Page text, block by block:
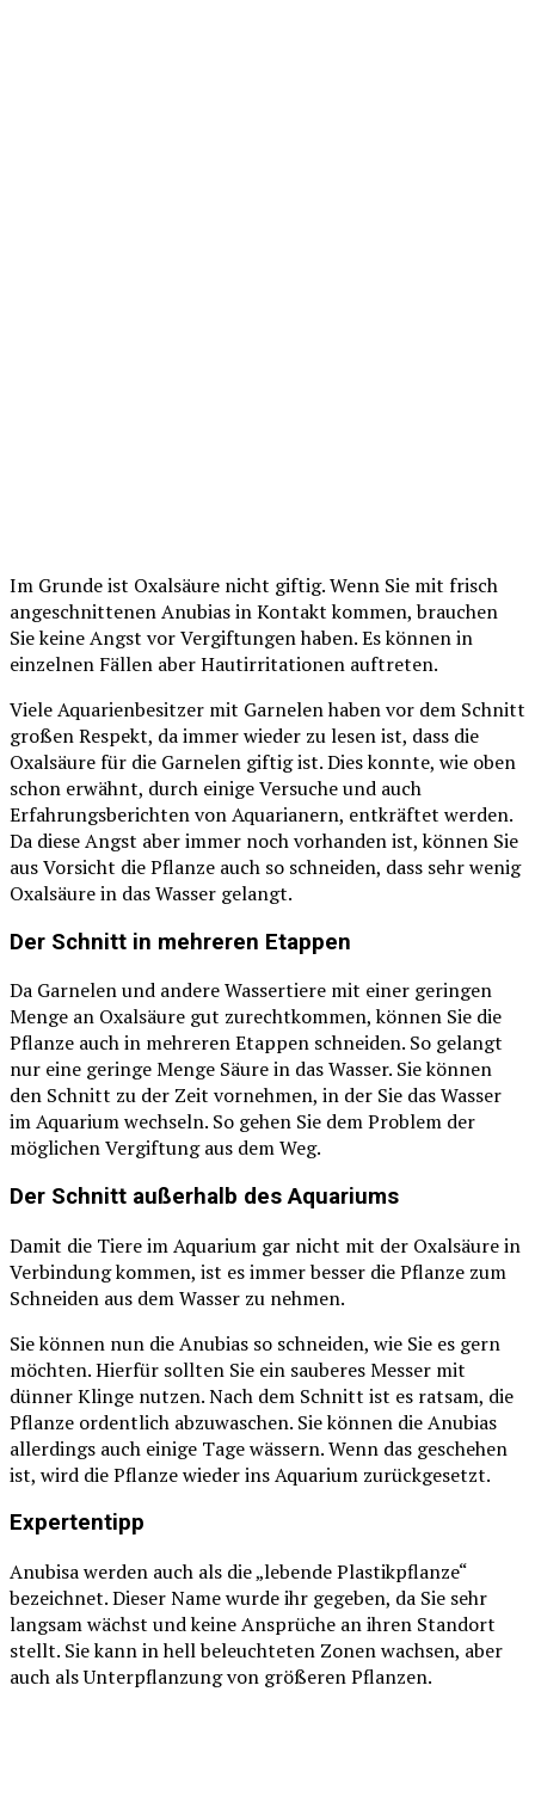
Im Grunde ist Oxalsäure nicht giftig. Wenn Sie mit frisch
angeschnittenen Anubias in Kontakt kommen, brauchen
Sie keine Angst vor Vergiftungen haben. Es können in
einzelnen Fällen aber Hautirritationen auftreten.
Viele Aquarienbesitzer mit Garnelen haben vor dem Schnitt
großen Respekt, da immer wieder zu lesen ist, dass die
Oxalsäure für die Garnelen giftig ist. Dies konnte, wie oben
schon erwähnt, durch einige Versuche und auch
Erfahrungsberichten von Aquarianern, entkräftet werden.
Da diese Angst aber immer noch vorhanden ist, können Sie
aus Vorsicht die Pflanze auch so schneiden, dass sehr wenig
Oxalsäure in das Wasser gelangt.
Der Schnitt in mehreren Etappen
Da Garnelen und andere Wassertiere mit einer geringen
Menge an Oxalsäure gut zurechtkommen, können Sie die
Pflanze auch in mehreren Etappen schneiden. So gelangt
nur eine geringe Menge Säure in das Wasser. Sie können
den Schnitt zu der Zeit vornehmen, in der Sie das Wasser
im Aquarium wechseln. So gehen Sie dem Problem der
möglichen Vergiftung aus dem Weg.
Der Schnitt außerhalb des Aquariums
Damit die Tiere im Aquarium gar nicht mit der Oxalsäure in
Verbindung kommen, ist es immer besser die Pflanze zum
Schneiden aus dem Wasser zu nehmen.
Sie können nun die Anubias so schneiden, wie Sie es gern
möchten. Hierfür sollten Sie ein sauberes Messer mit
dünner Klinge nutzen. Nach dem Schnitt ist es ratsam, die
Pflanze ordentlich abzuwaschen. Sie können die Anubias
allerdings auch einige Tage wässern. Wenn das geschehen
ist, wird die Pflanze wieder ins Aquarium zurückgesetzt.
Expertentipp
Anubisa werden auch als die „lebende Plastikpflanze“
bezeichnet. Dieser Name wurde ihr gegeben, da Sie sehr
langsam wächst und keine Ansprüche an ihren Standort
stellt. Sie kann in hell beleuchteten Zonen wachsen, aber
auch als Unterpflanzung von größeren Pflanzen.